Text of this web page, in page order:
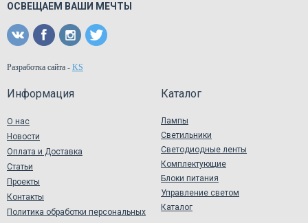
ОСВЕЩАЕМ ВАШИ МЕЧТЫ
Разработка сайта - KS
Информация
О нас
Новости
Оплата и Доставка
Статьи
Проекты
Контакты
Политика обработки персональных
Каталог
Лампы
Светильники
Светодиодные ленты
Комплектующие
Блоки питания
Управление светом
Каталог